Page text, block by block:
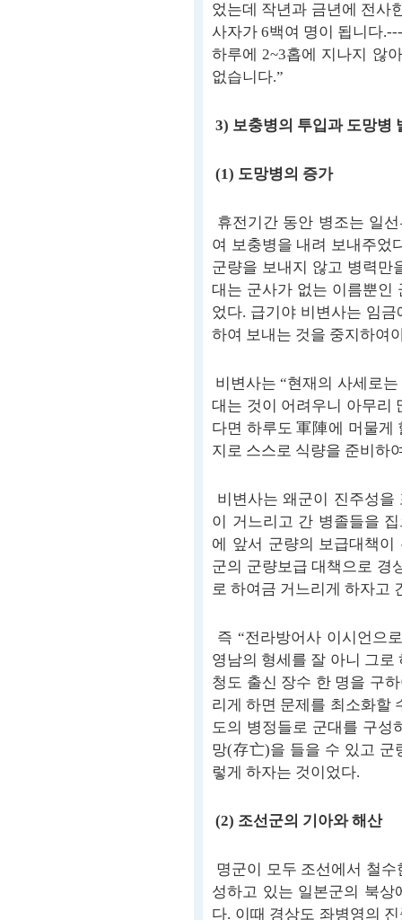
었는데 작년과 금년에 전사
사자가 6백여 명이 됩니다
하루에 2~3홉에 지나지 않
없습니다.”
3) 보충병의 투입과 도망병
(1) 도망병의 증가
휴전기간 동안 병조는 일
여 보충병을 내려 보내주었
군량을 보내지 않고 병력만
대는 군사가 없는 이름뿐인
었다. 급기야 비변사는 임
하여 보내는 것을 중지하여
비변사는 “현재의 사세로
대는 것이 어려우니 아무리
다면 하루도 軍陣에 머물게
지로 스스로 식량을 준비하
비변사는 왜군이 진주성
이 거느리고 간 병졸들을
에 앞서 군량의 보급대책
군의 군량보급 대책으로 경
로 하여금 거느리게 하자고
즉 “전라방어사 이시언으
영남의 형세를 잘 아니 그로
청도 출신 장수 한 명을 구
리게 하면 문제를 최소화할
도의 병정들로 군대를 구성
망(存亡)을 들을 수 있고 군
렇게 하자는 것이었다.
(2) 조선군의 기아와 해산
명군이 모두 조선에서 철
성하고 있는 일본군의 북
다. 이때 경상도 좌병영의